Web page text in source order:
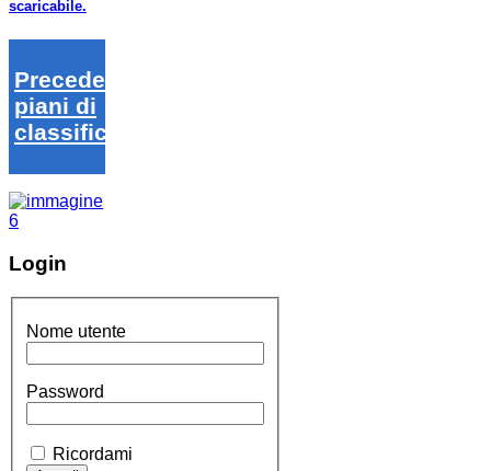
scaricabile.
Precedenti
piani di
classifica
Login
Nome utente
Password
Ricordami